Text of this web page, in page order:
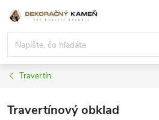
Prejsť
obsah
Travertín
Travertínový obklad